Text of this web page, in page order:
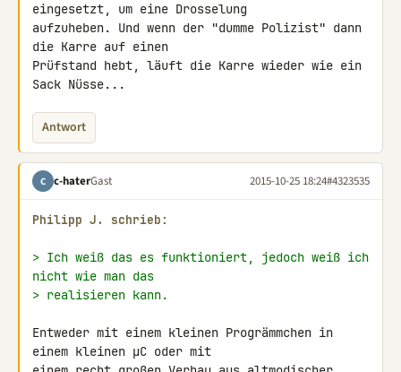
eingesetzt, um eine Drosselung
aufzuheben. Und wenn der "dumme Polizist" dann
die Karre auf einen
Prüfstand hebt, läuft die Karre wieder wie ein
Sack Nüsse...
Antwort
C c-haterGast 2015-10-25 18:24#4323535
Philipp J. schrieb:
> Ich weiß das es funktioniert, jedoch weiß ich
nicht wie man das
> realisieren kann.
Entweder mit einem kleinen Progrämmchen in
einem kleinen µC oder mit